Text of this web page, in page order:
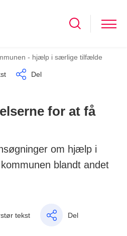
- hjælp i særlige tilfælde
Del
for at få
om hjælp i
blandt andet
tekst Del